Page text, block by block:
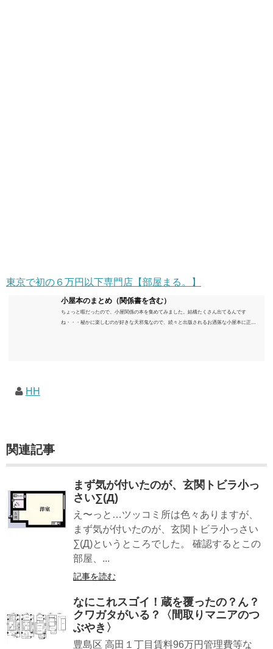
東京で初の６万円以下専門店【部屋まる。】
小屋本のまとめ（関係書を含む）
ちょっと暇だったので、小屋関係の本を集めてみました。結構たくさん出てるんです
ね・・・秘かに楽しむのが好きな天邪鬼なので、続々と出版されるお洒落な小屋本に正直
HH
関連記事
まず気が付いたのが、玄関トビラ小っ
さい∑(Д)
え〜っと…ツッコミ所は色々ありますが、
まず気が付いたのが、玄関トビラ小っさい
∑(Д)というところでした。 確認するとこの
部屋、...
記事を読む
なにこれスゴイ！蔵を覆ったの？ん？
クワガタがいる？〈間取りマニアのつ
ぶやき〉
豊島区 高田１丁目賃料96万円管理費等な